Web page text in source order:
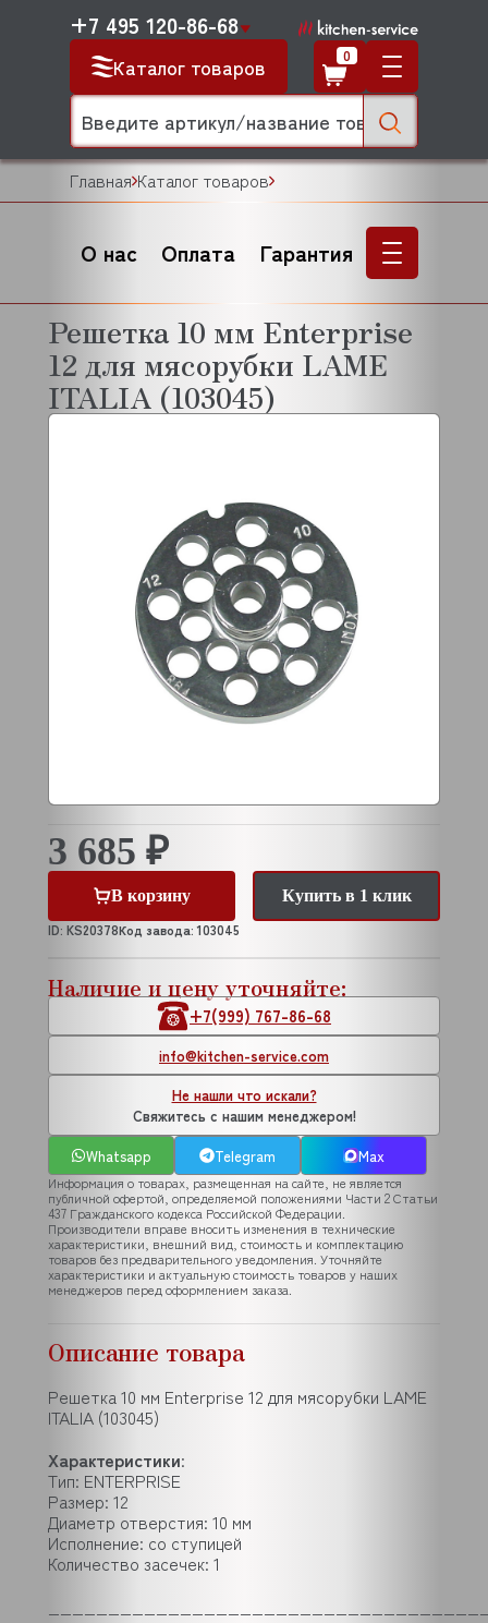
Каталог товаров
+7 495 120-86-68
0
Главная Каталог товаров
О нас Оплата Гарантия
Решетка 10 мм Enterprise
12 для мясорубки LAME
ITALIA (103045)
3 685 ₽
В корзину
Купить в 1 клик
ID: KS20378Код завода: 103045
Наличие и цену уточняйте:
+7(999) 767-86-68
info@kitchen-service.com
Не нашли что искали?
Свяжитесь с нашим менеджером!
Whatsapp
Telegram Max
Информация о товарах, размещенная на сайте, не является
публичной офертой, определяемой положениями Части 2 Статьи
437 Гражданского кодекса Российской Федерации.
Производители вправе вносить изменения в технические
характеристики, внешний вид, стоимость и комплектацию
товаров без предварительного уведомления. Уточняйте
характеристики и актуальную стоимость товаров у наших
менеджеров перед оформлением заказа.
Описание товара
Решетка 10 мм Enterprise 12 для мясорубки LAME
ITALIA (103045)
Характеристики:
Тип: ENTERPRISE
Размер: 12
Диаметр отверстия: 10 мм
Исполнение: со ступицей
Количество засечек: 1